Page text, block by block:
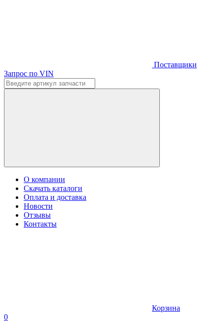
Поставщики
Запрос по VIN
О компании
Скачать каталоги
Оплата и доставка
Новости
Отзывы
Контакты
Корзина
0